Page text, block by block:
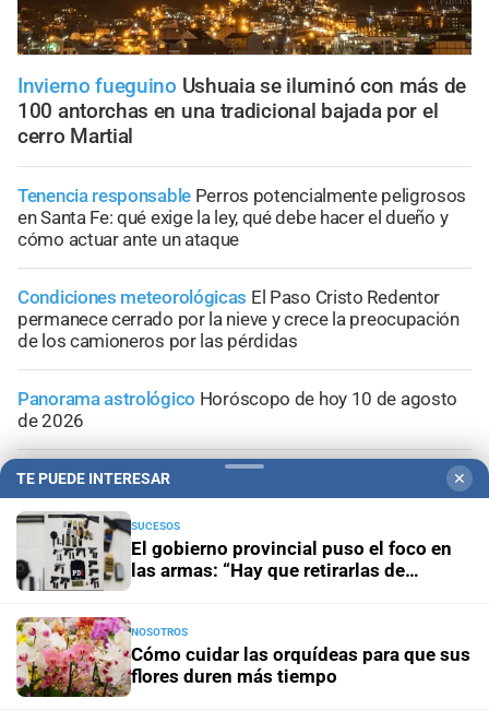
Invierno fueguino Ushuaia se iluminó con más de
100 antorchas en una tradicional bajada por el
cerro Martial
Tenencia responsable Perros potencialmente peligrosos
en Santa Fe: qué exige la ley, qué debe hacer el dueño y
cómo actuar ante un ataque
Condiciones meteorológicas El Paso Cristo Redentor
permanece cerrado por la nieve y crece la preocupación
de los camioneros por las pérdidas
Panorama astrológico Horóscopo de hoy 10 de agosto
de 2026
Horóscopo del díaHoróscopo de hoy para Piscis: 10 de
agosto de 2026
TE PUEDE INTERESAR ✕
SUCESOS
El gobierno provincial puso el foco en
las armas: “Hay que retirarlas de
NOSOTROS
Cómo cuidar las orquídeas para que sus
flores duren más tiempo